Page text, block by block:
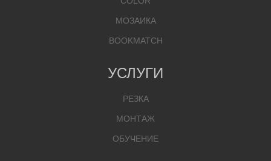
МОЗАИКА
BOOKMATCH
УСЛУГИ
РЕЗКА
МОНТАЖ
ОБУЧЕНИЕ